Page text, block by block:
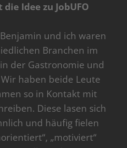
Idee zu JobUFO
und ich waren
Branchen im
der Gastronomie und
haben beide Leute
so in Kontakt mit
Diese lasen sich
und häufig fielen
„motiviert“